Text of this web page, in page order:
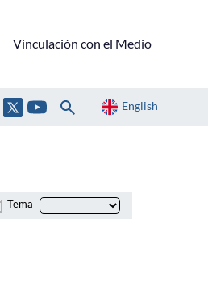
Vinculación con el Medio
English
Tema